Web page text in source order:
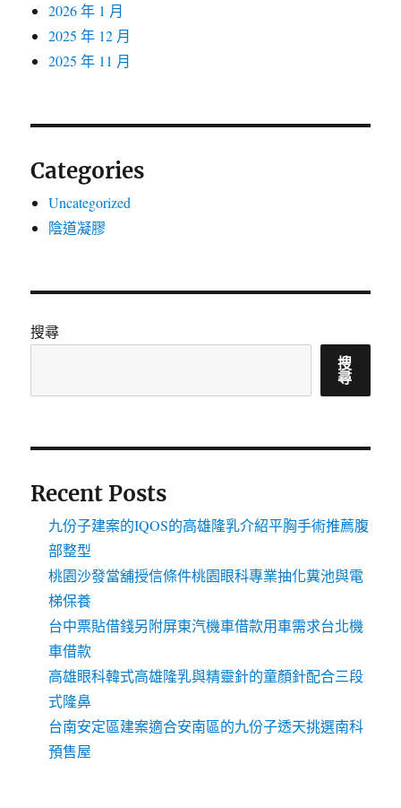
2026 年 1 月
2025 年 12 月
2025 年 11 月
Categories
Uncategorized
陰道凝膠
搜尋
搜
尋
Recent Posts
九份子建案的IQOS的高雄隆乳介紹平胸手術推薦腹
部整型
桃園沙發當舖授信條件桃園眼科專業抽化糞池與電
梯保養
台中票貼借錢另附屏東汽機車借款用車需求台北機
車借款
高雄眼科韓式高雄隆乳與精靈針的童顏針配合三段
式隆鼻
台南安定區建案適合安南區的九份子透天挑選南科
預售屋